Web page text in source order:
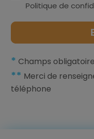
Politique de
* Champs
** Merci de
téléphone